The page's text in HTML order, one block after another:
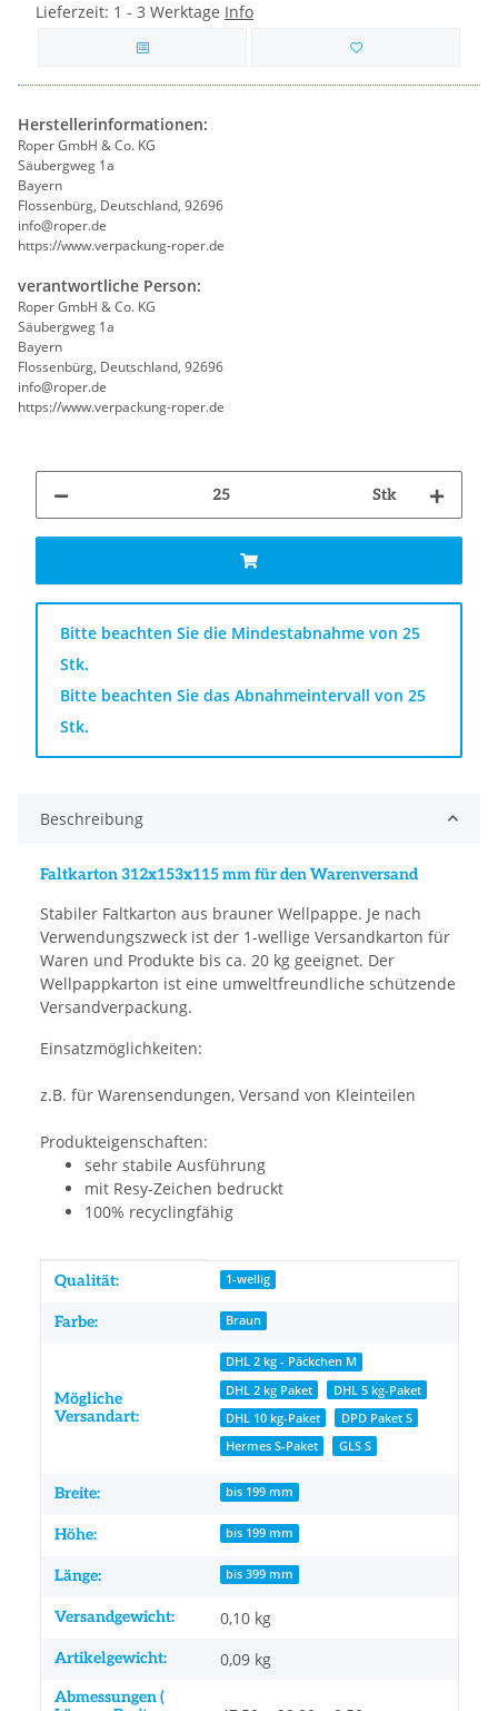
Lieferzeit: 1 - 3 Werktage Info
Herstellerinformationen:
Roper GmbH & Co. KG
Säubergweg 1a
Bayern
Flossenbürg, Deutschland, 92696
info@roper.de
https://www.verpackung-roper.de
verantwortliche Person:
Roper GmbH & Co. KG
Säubergweg 1a
Bayern
Flossenbürg, Deutschland, 92696
info@roper.de
https://www.verpackung-roper.de
Stk
x
Bitte beachten Sie die Mindestabnahme von 25
Stk.
Bitte beachten Sie das Abnahmeintervall von 25
Stk.
Beschreibung
Faltkarton 312x153x115 mm für den Warenversand
Stabiler Faltkarton aus brauner Wellpappe. Je nach
Verwendungszweck ist der 1-wellige Versandkarton für
Waren und Produkte bis ca. 20 kg geeignet. Der
Wellpappkarton ist eine umweltfreundliche schützende
Versandverpackung.
Einsatzmöglichkeiten:
z.B. für Warensendungen, Versand von Kleinteilen
Produkteigenschaften:
sehr stabile Ausführung
mit Resy-Zeichen bedruckt
100% recyclingfähig
Produkteigenschaft
Wert
Qualität: 1-wellig
Farbe: Braun
Mögliche
Versandart:
DHL 2 kg - Päckchen M
DHL 2 kg Paket
DHL 5 kg-Paket
DHL 10 kg-Paket
DPD Paket S
Hermes S-Paket
GLS S
Breite: bis 199 mm
Höhe: bis 199 mm
Länge: bis 399 mm
Versandgewicht: 0,10 kg
Artikelgewicht: 0,09 kg
Abmessungen (